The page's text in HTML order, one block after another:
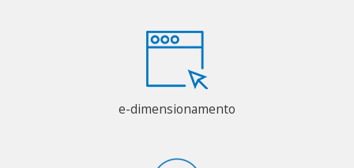
e-dimensionamento